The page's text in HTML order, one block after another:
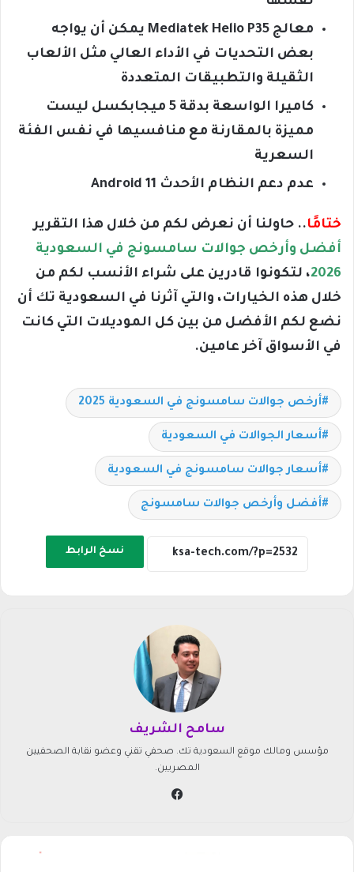
معالج Mediatek Helio P35 يمكن أن يواجه
بعض التحديات في الأداء العالي مثل الألعاب
الثقيلة والتطبيقات المتعددة
كاميرا الواسعة بدقة 5 ميجابكسل ليست
مميزة بالمقارنة مع منافسيها في نفس الفئة
السعرية
عدم دعم النظام الأحدث Android 11
ختامًا.. حاولنا أن نعرض لكم من خلال هذا التقرير
أفضل وأرخص جوالات سامسونج في السعودية
2026، لتكونوا قادرين على شراء الأنسب لكم من
خلال هذه الخيارات، والتي آثرنا في السعودية تك أن
نضع لكم الأفضل من بين كل الموديلات التي كانت
في الأسواق آخر عامين.
أرخص جوالات سامسونج في السعودية 2025
أسعار الجوالات في السعودية
أسعار جوالات سامسونج في السعودية
أفضل وأرخص جوالات سامسونج
نسخ الرابط
سامح الشريف
مؤسس ومالك موقع السعودية تك. صحفي تقني وعضو نقابة الصحفيين
المصريين.